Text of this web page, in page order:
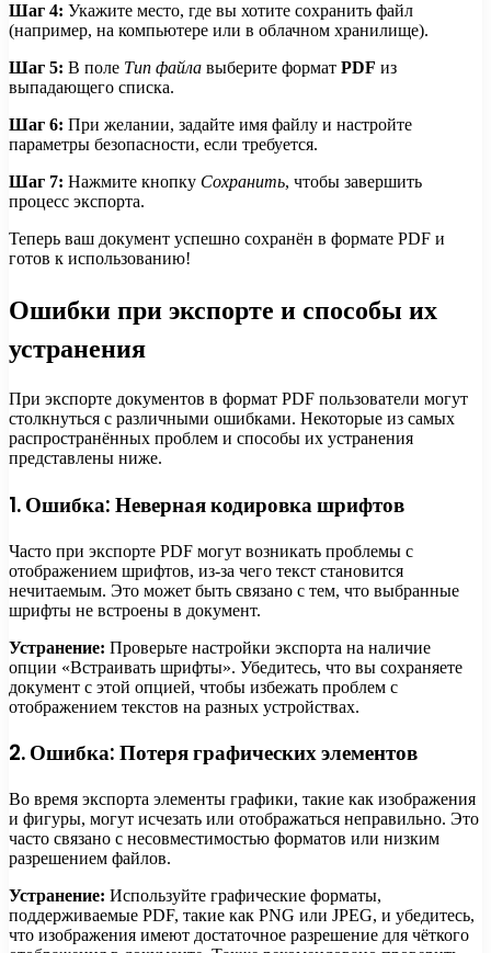
Шаг 4: Укажите место, где вы хотите сохранить файл
(например, на компьютере или в облачном хранилище).
Шаг 5: В поле Тип файла выберите формат PDF из
выпадающего списка.
Шаг 6: При желании, задайте имя файлу и настройте
параметры безопасности, если требуется.
Шаг 7: Нажмите кнопку Сохранить, чтобы завершить
процесс экспорта.
Теперь ваш документ успешно сохранён в формате PDF и
готов к использованию!
Ошибки при экспорте и способы их
устранения
При экспорте документов в формат PDF пользователи могут
столкнуться с различными ошибками. Некоторые из самых
распространённых проблем и способы их устранения
представлены ниже.
1. Ошибка: Неверная кодировка шрифтов
Часто при экспорте PDF могут возникать проблемы с
отображением шрифтов, из-за чего текст становится
нечитаемым. Это может быть связано с тем, что выбранные
шрифты не встроены в документ.
Устранение: Проверьте настройки экспорта на наличие
опции «Встраивать шрифты». Убедитесь, что вы сохраняете
документ с этой опцией, чтобы избежать проблем с
отображением текстов на разных устройствах.
2. Ошибка: Потеря графических элементов
Во время экспорта элементы графики, такие как изображения
и фигуры, могут исчезать или отображаться неправильно. Это
часто связано с несовместимостью форматов или низким
разрешением файлов.
Устранение: Используйте графические форматы,
поддерживаемые PDF, такие как PNG или JPEG, и убедитесь,
что изображения имеют достаточное разрешение для чёткого